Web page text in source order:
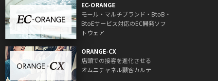
EC-ORANGE
モール・マルチブランド・BtoB・
BtoEサービス対応のEC開発ソフ
トウェア
ORANGE-CX
店頭での接客を進化させる
オムニチャネル顧客カルテ